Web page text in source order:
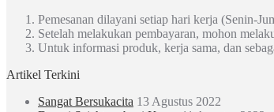
Pemesanan dilayani setiap hari kerja (Senin-
Setelah melakukan pembayaran, mohon
Untuk informasi produk, kerja sama, dan
Artikel Terkini
Sangat Bersukacita 13 Agustus 2022